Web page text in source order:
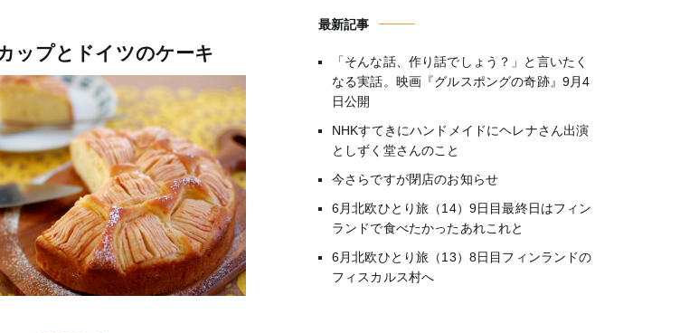
ップとドイツのケーキ
最新記事
「そんな話、作り話でしょう？」と言いたく
なる実話。映画『グルスポングの奇跡』9月4
日公開
NHKすてきにハンドメイドにヘレナさん出演
としずく堂さんのこと
今さらですが閉店のお知らせ
6月北欧ひとり旅（14）9日目最終日はフィン
ランドで食べたかったあれこれと
6月北欧ひとり旅（13）8日目フィンランドの
フィスカルス村へ